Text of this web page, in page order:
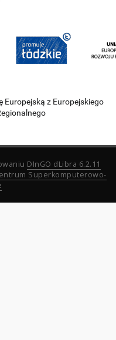
Europejską z Europejskiego
DInGO dLibra 6.2.11
Superkomputerowo-